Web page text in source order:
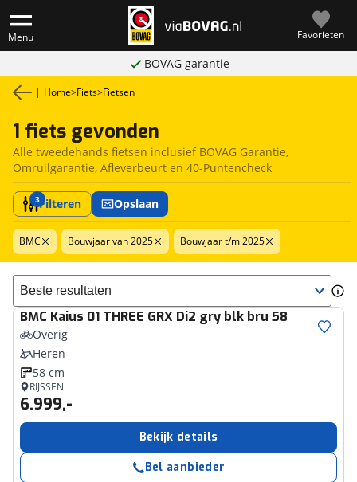
Menu Favorieten
BOVAG garantie
| Home>Fiets>Fietsen
1 fiets gevonden
Alle tweedehands fietsen inclusief BOVAG Garantie,
Omruilgarantie, Afleverbeurt en 40-Puntencheck
3Filteren Opslaan
BMC Bouwjaar van 2025 Bouwjaar t/m 2025
Sorteer resultaten
BMC Kaius 01 THREE GRX Di2 gry blk bru 58
Overig
Heren
58 cm
RIJSSEN
6.999,-
Bekijk details
Bel aanbieder